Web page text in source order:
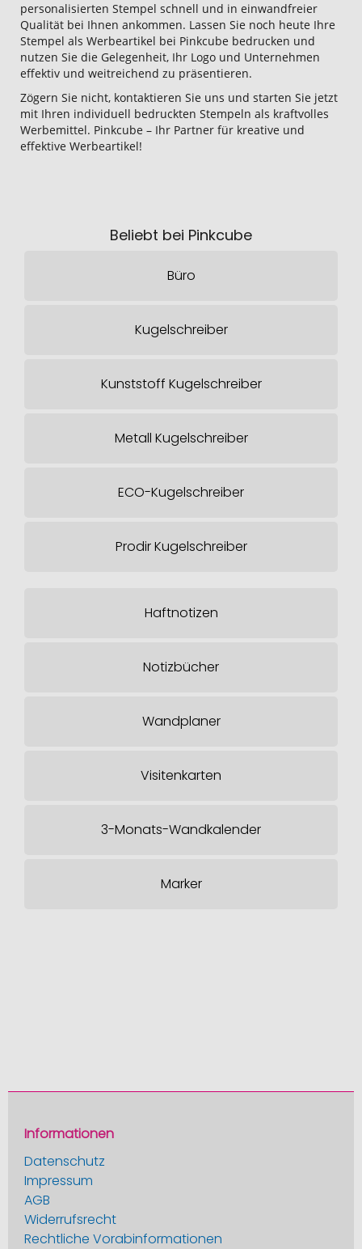
personalisierten Stempel schnell und in einwandfreier
Qualität bei Ihnen ankommen. Lassen Sie noch heute Ihre
Stempel als Werbeartikel bei Pinkcube bedrucken und
nutzen Sie die Gelegenheit, Ihr Logo und Unternehmen
effektiv und weitreichend zu präsentieren.
Zögern Sie nicht, kontaktieren Sie uns und starten Sie jetzt
mit Ihren individuell bedruckten Stempeln als kraftvolles
Werbemittel. Pinkcube – Ihr Partner für kreative und
effektive Werbeartikel!
Beliebt bei Pinkcube
Büro
Kugelschreiber
Kunststoff Kugelschreiber
Metall Kugelschreiber
ECO-Kugelschreiber
Prodir Kugelschreiber
Haftnotizen
Notizbücher
Wandplaner
Visitenkarten
3-Monats-Wandkalender
Marker
Informationen
Datenschutz
Impressum
AGB
Widerrufsrecht
Rechtliche Vorabinformationen